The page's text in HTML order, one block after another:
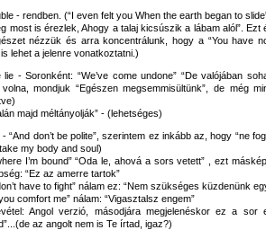
- rendben. (“I even felt you When the earth began to
most is érezlek, Ahogy a talaj kicsúszik a lábam alól”.
nézzük és arra koncentrálunk, hogy a “You have
lehet a jelenre vonatkoztatni.)
lie - Soronként: “We’ve come undone” “De valójában
mondjuk “Egészen megsemmisültünk”, de még
majd méltányolják” - (lehetséges)
- “And don’t be polite”, szerintem ez inkább az, hogy “ne
my body and soul)
I’m bound” “Oda le, ahová a sors vetett” , ezt
“Ez az amerre tartok”
have to fight” nálam ez: “Nem szükséges küzdenünk
comfort me” nálam: “Vigasztalsz engem”
Angol verzió, másodjára megjelenéskor ez a
az angolt nem is Te írtad, igaz?)